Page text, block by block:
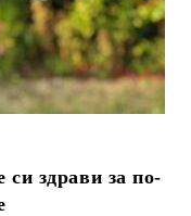
здрави за по-